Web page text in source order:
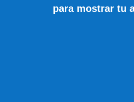
para mostrar tu